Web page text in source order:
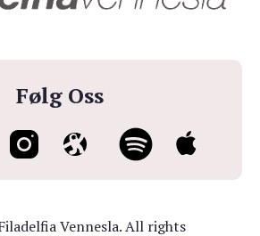
Følg Oss
Vennesla. All rights